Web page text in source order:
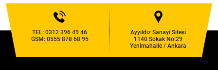
TEL:0312 396 49 46
GSM: 0555 878 68 95
Ayyıldız Sanayi Sitesi
1140 Sokak No:29
Yenimahalle / Ankara